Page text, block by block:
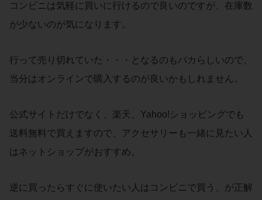
コンビニは気軽に買いに行けるので良いのですが、在庫数
が少ないのが気になります。
行って売り切れていた・・・となるのもバカらしいので、
当分はオンラインで購入するのが良いかもしれません。
公式サイトだけでなく、楽天、Yahoo!ショッピングでも
送料無料で買えますので、アクセサリーも一緒に見たい人
はネットショップがおすすめ。
逆に買ったらすぐに使いたい人はコンビニで買う、が正解